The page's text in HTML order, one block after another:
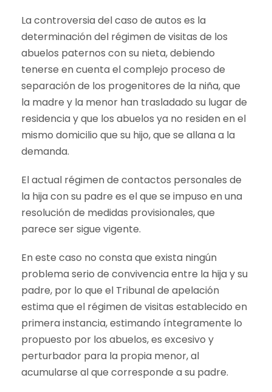
La controversia del caso de autos es la
determinación del régimen de visitas de los
abuelos paternos con su nieta, debiendo
tenerse en cuenta el complejo proceso de
separación de los progenitores de la niña, que
la madre y la menor han trasladado su lugar de
residencia y que los abuelos ya no residen en el
mismo domicilio que su hijo, que se allana a la
demanda.
El actual régimen de contactos personales de
la hija con su padre es el que se impuso en una
resolución de medidas provisionales, que
parece ser sigue vigente.
En este caso no consta que exista ningún
problema serio de convivencia entre la hija y su
padre, por lo que el Tribunal de apelación
estima que el régimen de visitas establecido en
primera instancia, estimando íntegramente lo
propuesto por los abuelos, es excesivo y
perturbador para la propia menor, al
acumularse al que corresponde a su padre.